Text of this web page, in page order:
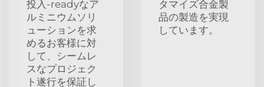
投入-readyなア
ルミニウムソリ
ューションを求
めるお客様に対
して、シームレ
スなプロジェク
ト遂行を保証し
タマイズ合金製
品の製造を実現
しています。